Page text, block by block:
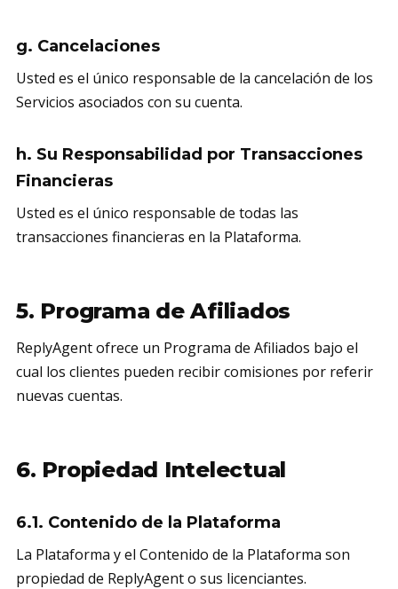
g. Cancelaciones
Usted es el único responsable de la cancelación de los
Servicios asociados con su cuenta.
h. Su Responsabilidad por Transacciones
Financieras
Usted es el único responsable de todas las
transacciones financieras en la Plataforma.
5. Programa de Afiliados
ReplyAgent ofrece un Programa de Afiliados bajo el
cual los clientes pueden recibir comisiones por referir
nuevas cuentas.
6. Propiedad Intelectual
6.1. Contenido de la Plataforma
La Plataforma y el Contenido de la Plataforma son
propiedad de ReplyAgent o sus licenciantes.